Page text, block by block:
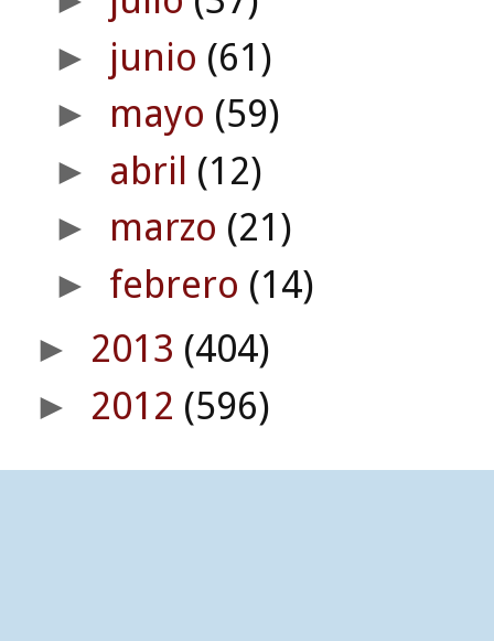
► junio (61)
► mayo (59)
► abril (12)
► marzo (21)
► febrero (14)
► 2013 (404)
► 2012 (596)